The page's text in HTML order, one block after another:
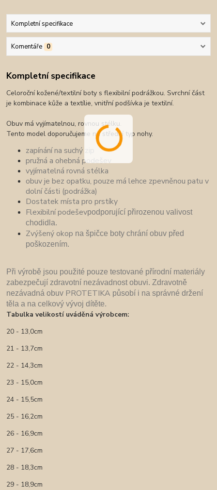
Kompletní specifikace
Komentáře 0
Kompletní specifikace
Celoroční kožené/textilní boty s flexibilní podrážkou. Svrchní část
je kombinace kůže a textílie, vnitřní podšívka je textilní.
Obuv má vyjímatelnou, rovnou stélku.
Tento model doporučujeme na střední typ nohy.
zapínání na suchý zip
pružná a ohebná podešev
vyjímatelná rovná stélka
obuv je bez opatku, pouze má lehce zpevněnou patu v
dolní části (podrážka)
Dostatek místa pro prstíky
Flexibilní podeševpodporující přirozenou valivost
chodidla.
Zvýšený okop na špičce boty chrání obuv před
poškozením.
Při výrobě jsou použité pouze testované přírodní materiály
zabezpečují zdravotní nezávadnost obuvi. Zdravotně
nezávadná obuv PROTETIKA působí i na správné držení
těla a na celkový vývoj dítěte.
Tabulka velikostí uváděná výrobcem:
20 - 13,0cm
21 - 13,7cm
22 - 14,3cm
23 - 15,0cm
24 - 15,5cm
25 - 16,2cm
26 - 16,9cm
27 - 17,6cm
28 - 18,3cm
29 - 18,9cm